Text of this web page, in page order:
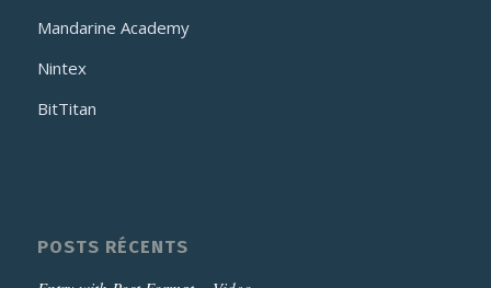
Mandarine Academy
Nintex
BitTitan
POSTS RÉCENTS